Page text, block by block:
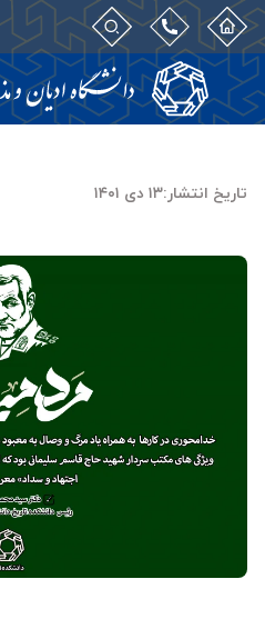
تاریخ انتشار:۱۳ دی ۱۴۰۱